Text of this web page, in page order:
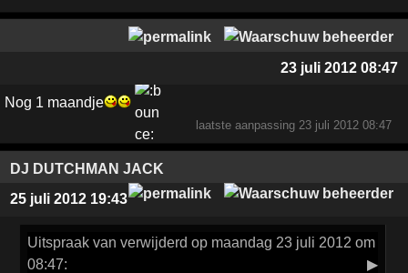
23 juli 2012 08:47
Nog 1 maandje
laatste aanpassing 23 juli 2012 08:47
DJ DUTCHMAN JACK
25 juli 2012 19:43
Uitspraakvan verwijderd op maandag 23 juli 2012 om
08:47:
▶